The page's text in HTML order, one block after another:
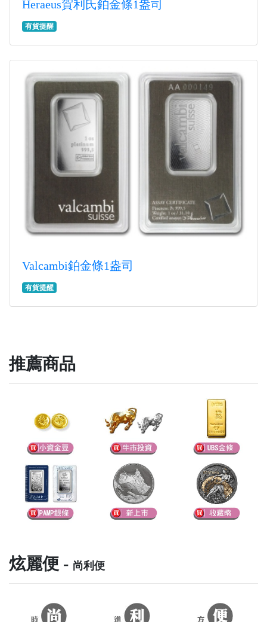
Heraeus賀利氏鉑金條1盎司
有貨提醒
Valcambi鉑金條1盎司
有貨提醒
推薦商品
炫麗便 - 尚利便